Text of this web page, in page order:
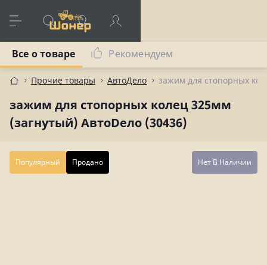
Прочие товары АвтоДело зажим для стопорных
зажим для стопорных колец 325мм
(загнутый) АвтоDело (30436)
Все о товаре Рекомендуем
Популярный Продано Нет В Наличии